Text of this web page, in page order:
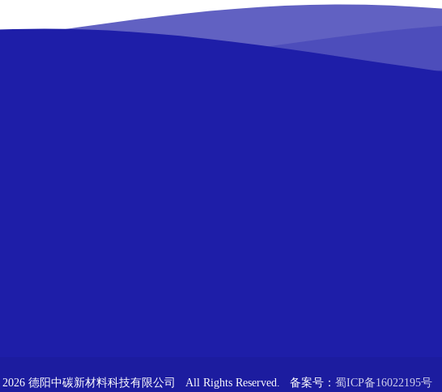
2026 德阳中碳新材料科技有限公司 All Rights Reserved. 备案号： 蜀ICP备16022195号